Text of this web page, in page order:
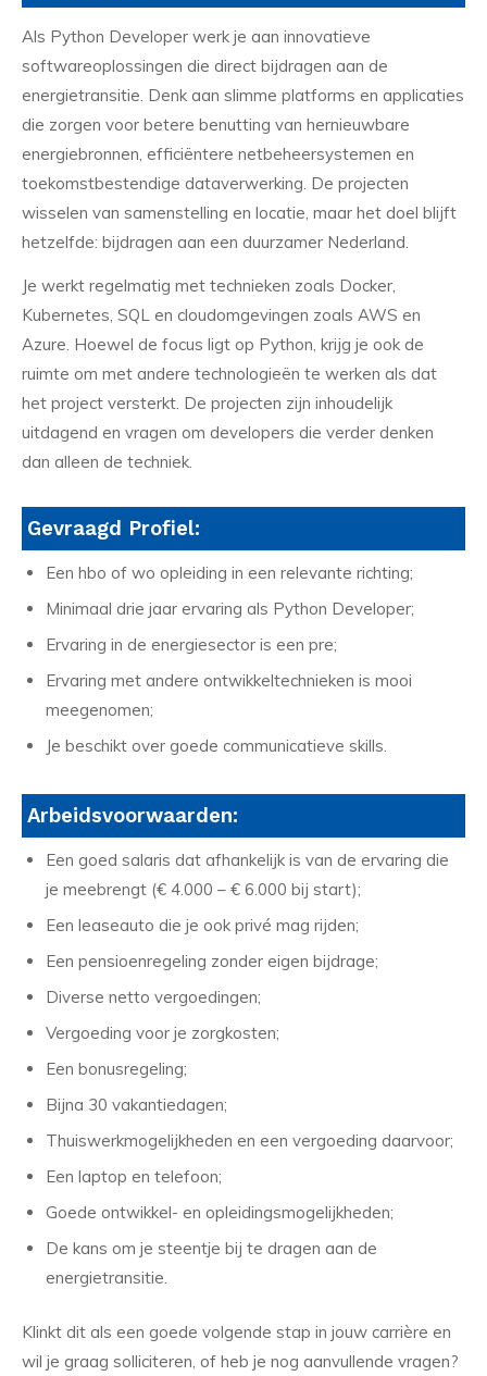
Als Python Developer werk je aan innovatieve
softwareoplossingen die direct bijdragen aan de
energietransitie. Denk aan slimme platforms en applicaties
die zorgen voor betere benutting van hernieuwbare
energiebronnen, efficiëntere netbeheersystemen en
toekomstbestendige dataverwerking. De projecten
wisselen van samenstelling en locatie, maar het doel blijft
hetzelfde: bijdragen aan een duurzamer Nederland.
Je werkt regelmatig met technieken zoals Docker,
Kubernetes, SQL en cloudomgevingen zoals AWS en
Azure. Hoewel de focus ligt op Python, krijg je ook de
ruimte om met andere technologieën te werken als dat
het project versterkt. De projecten zijn inhoudelijk
uitdagend en vragen om developers die verder denken
dan alleen de techniek.
Gevraagd Profiel:
Een hbo of wo opleiding in een relevante richting;
Minimaal drie jaar ervaring als Python Developer;
Ervaring in de energiesector is een pre;
Ervaring met andere ontwikkeltechnieken is mooi
meegenomen;
Je beschikt over goede communicatieve skills.
Arbeidsvoorwaarden:
Een goed salaris dat afhankelijk is van de ervaring die
je meebrengt (€ 4.000 – € 6.000 bij start);
Een leaseauto die je ook privé mag rijden;
Een pensioenregeling zonder eigen bijdrage;
Diverse netto vergoedingen;
Vergoeding voor je zorgkosten;
Een bonusregeling;
Bijna 30 vakantiedagen;
Thuiswerkmogelijkheden en een vergoeding daarvoor;
Een laptop en telefoon;
Goede ontwikkel- en opleidingsmogelijkheden;
De kans om je steentje bij te dragen aan de
energietransitie.
Klinkt dit als een goede volgende stap in jouw carrière en
wil je graag solliciteren, of heb je nog aanvullende vragen?